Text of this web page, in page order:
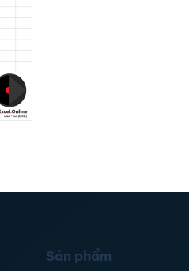
Sản phẩm